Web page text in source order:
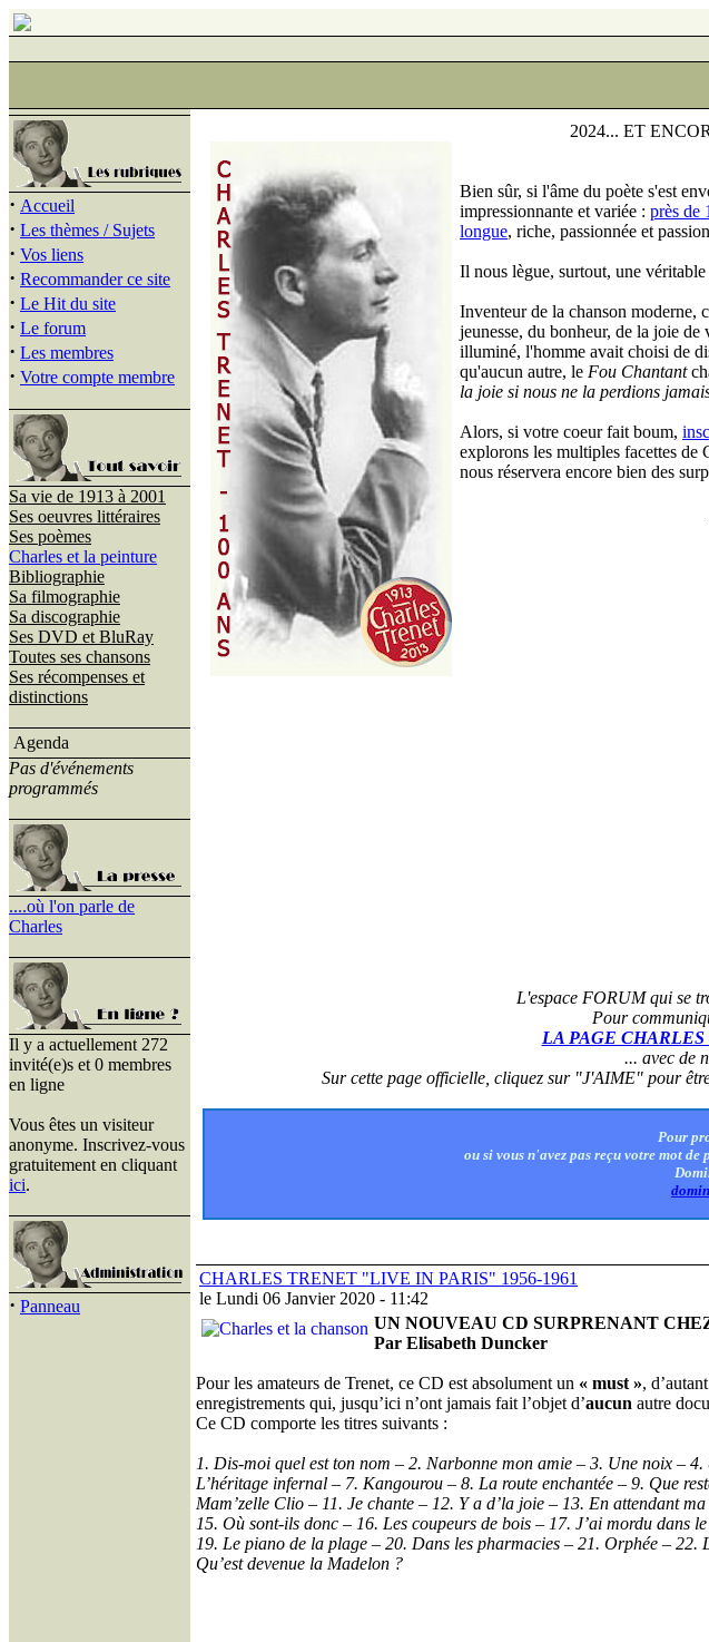
· Accueil
· Les thèmes / Sujets
· Vos liens
· Recommander ce site
· Le Hit du site
· Le forum
· Les membres
· Votre compte membre
Sa vie de 1913 à 2001
Ses oeuvres littéraires
Ses poèmes
Charles et la peinture
Bibliographie
Sa filmographie
Sa discographie
Ses DVD et BluRay
Toutes ses chansons
Ses récompenses et
distinctions
Agenda
Pas d'événements
programmés
....où l'on parle de
Charles
Il y a actuellement 272
invité(e)s et 0 membres
en ligne
Vous êtes un visiteur
anonyme. Inscrivez-vous
gratuitement en cliquant
ici.
· Panneau
2024... ET
Bien sûr, si l'âme du poète s'est
impressionnante et variée : près de
longue, riche, passionnée et
Il nous lègue, surtout, une
Inventeur de la chanson moderne,
jeunesse, du bonheur, de la joie
illuminé, l'homme avait choisi de
qu'aucun autre, le Fou Chantant
la joie si nous ne la perdions
Alors, si votre coeur fait boum,
explorons les multiples facettes de
nous réservera encore bien des
L'espace FORUM qui se
Pour
LA PAGE
... avec de
Sur cette page officielle, cliquez sur "J'AIME" pour
Pour
ou si vous n'avez pas reçu votre mot
CHARLES TRENET "LIVE IN PARIS" 1956-1961
le Lundi 06 Janvier 2020 - 11:42
UN NOUVEAU CD SURPRENANT
Par Elisabeth Duncker
Pour les amateurs de Trenet, ce CD est absolument un « must »,
enregistrements qui, jusqu’ici n’ont jamais fait l’objet d’aucun autre
Ce CD comporte les titres suivants :
1. Dis-moi quel est ton nom – 2. Narbonne mon amie – 3. Une noix –
L’héritage infernal – 7. Kangourou – 8. La route enchantée – 9. Que
Mam’zelle Clio – 11. Je chante – 12. Y a d’la joie – 13. En attendant
15. Où sont-ils donc – 16. Les coupeurs de bois – 17. J’ai mordu dans
19. Le piano de la plage – 20. Dans les pharmacies – 21. Orphée – 22.
Qu’est devenue la Madelon ?